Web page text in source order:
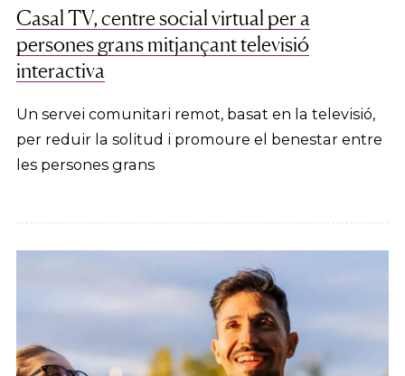
Casal TV, centre social virtual per a
persones grans mitjançant televisió
interactiva
Un servei comunitari remot, basat en la televisió,
per reduir la solitud i promoure el benestar entre
les persones grans